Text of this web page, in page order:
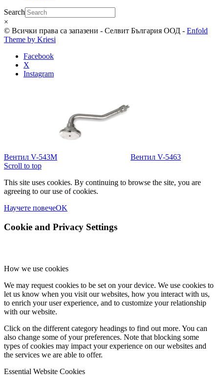
Search
×
© Всички права са запазени - Селвит България ООД - Enfold
Theme by Kriesi
Facebook
X
Instagram
Вентил V-543M
Вентил V-5463
Scroll to top
This site uses cookies. By continuing to browse the site, you are
agreeing to our use of cookies.
Научете повечеOK
Cookie and Privacy Settings
How we use cookies
We may request cookies to be set on your device. We use cookies to
let us know when you visit our websites, how you interact with us,
to enrich your user experience, and to customize your relationship
with our website.
Click on the different category headings to find out more. You can
also change some of your preferences. Note that blocking some
types of cookies may impact your experience on our websites and
the services we are able to offer.
Essential Website Cookies